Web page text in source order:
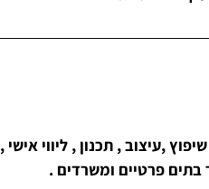
,עיצוב , תכנון , ליווי אישי ,
פרטיים ומשרדים .